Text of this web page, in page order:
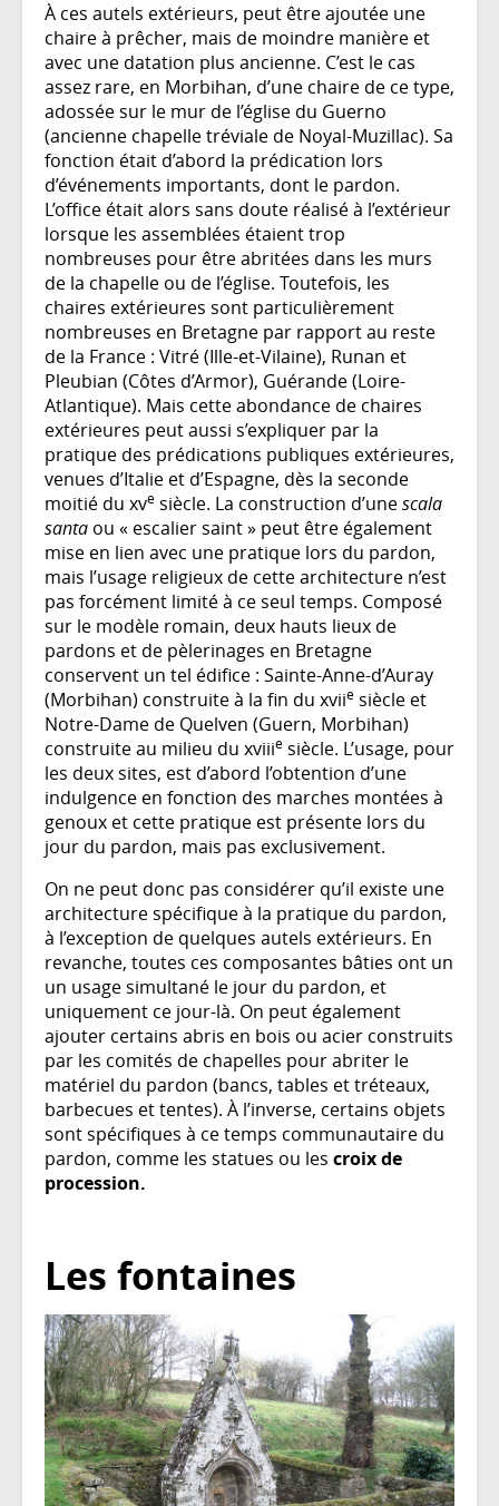
À ces autels extérieurs, peut être ajoutée une
chaire à prêcher, mais de moindre manière et
avec une datation plus ancienne. C’est le cas
assez rare, en Morbihan, d’une chaire de ce type,
adossée sur le mur de l’église du Guerno
(ancienne chapelle tréviale de Noyal-Muzillac). Sa
fonction était d’abord la prédication lors
d’événements importants, dont le pardon.
L’office était alors sans doute réalisé à l’extérieur
lorsque les assemblées étaient trop
nombreuses pour être abritées dans les murs
de la chapelle ou de l’église. Toutefois, les
chaires extérieures sont particulièrement
nombreuses en Bretagne par rapport au reste
de la France : Vitré (Ille-et-Vilaine), Runan et
Pleubian (Côtes d’Armor), Guérande (Loire-
Atlantique). Mais cette abondance de chaires
extérieures peut aussi s’expliquer par la
pratique des prédications publiques extérieures,
venues d’Italie et d’Espagne, dès la seconde
moitié du xve siècle. La construction d’unescala
santa ou « escalier saint » peut être également
mise en lien avec une pratique lors du pardon,
mais l’usage religieux de cette architecture n’est
pas forcément limité à ce seul temps. Composé
sur le modèle romain, deux hauts lieux de
pardons et de pèlerinages en Bretagne
conservent un tel édifice : Sainte-Anne-d’Auray
(Morbihan) construite à la fin du xviie siècle et
Notre-Dame de Quelven (Guern, Morbihan)
construite au milieu du xviiie siècle. L’usage, pour
les deux sites, est d’abord l’obtention d’une
indulgence en fonction des marches montées à
genoux et cette pratique est présente lors du
jour du pardon, mais pas exclusivement.
On ne peut donc pas considérer qu’il existe une
architecture spécifique à la pratique du pardon,
à l’exception de quelques autels extérieurs. En
revanche, toutes ces composantes bâties ont un
un usage simultané le jour du pardon, et
uniquement ce jour-là. On peut également
ajouter certains abris en bois ou acier construits
par les comités de chapelles pour abriter le
matériel du pardon (bancs, tables et tréteaux,
barbecues et tentes). À l’inverse, certains objets
sont spécifiques à ce temps communautaire du
pardon, comme les statues ou les croix de
procession.
Les fontaines